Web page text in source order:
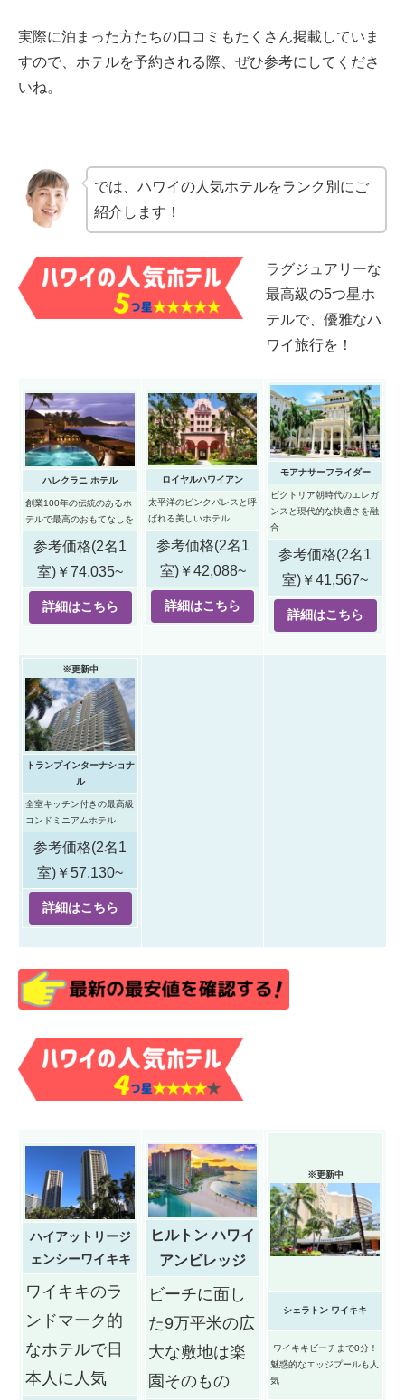
実際に泊まった方たちの口コミもたくさん掲載していま
すので、ホテルを予約される際、ぜひ参考にしてくださ
いね。
では、ハワイの人気ホテルをランク別にご
紹介します！
ラグジュアリーな
最高級の5つ星ホ
テルで、優雅なハ
ワイ旅行を！
ハレクラニ ホテル
創業100年の伝統のあるホ
テルで最高のおもてなしを
参考価格(2名1
室)￥74,035~
詳細はこちら
ロイヤルハワイアン
太平洋のピンクパレスと呼
ばれる美しいホテル
参考価格(2名1
室)￥42,088~
詳細はこちら
モアナサーフライダー
ビクトリア朝時代のエレガ
ンスと現代的な快適さを融
合
参考価格(2名1
室)￥41,567~
詳細はこちら
※更新中
トランプインターナショナ
ル
全室キッチン付きの最高級
コンドミニアムホテル
参考価格(2名1
室)￥57,130~
詳細はこちら
ハイアットリージ
ェンシーワイキキ
ワイキキのラ
ンドマーク的
なホテルで日
本人に人気
ヒルトン ハワイ
アンビレッジ
ビーチに面し
た9万平米の広
大な敷地は楽
園そのもの
※更新中
シェラトン ワイキキ
ワイキキビーチまで0分！
魅惑的なエッジプールも人
気